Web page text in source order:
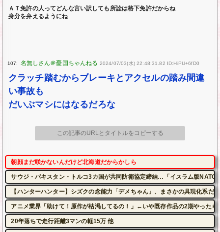
ＡＴ免許の人ってどんな言い訳しても所詮は格下免許だからね
身分を弁えるようにね
107: 2024/07/03(水) 22:48:31.82 ID:HiPU+6fD0
クラッチ踏むからブレーキとアクセルの踏み間違
い事故も
だいぶマシにはなるだろな
この記事のURLとタイトルをコピーする
朝顔まだ咲かないんだけど北海道だからかしら
サウジ・パキスタン・トルコ3カ国が共同防衛協定締結…「イスラム版NATO
【ハンターハンター】シズクの念能力「デメちゃん」、まさかの具現化系だ
アニメ業界「助けて！原作が枯渇してるの！」←いや既存作品の2期やったら
20年落ちで走行距離3マンの軽15万 他